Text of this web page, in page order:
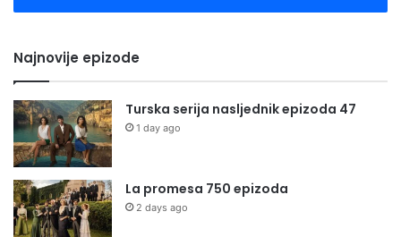
Najnovije epizode
Turska serija nasljednik epizoda 47
1 day ago
La promesa 750 epizoda
2 days ago